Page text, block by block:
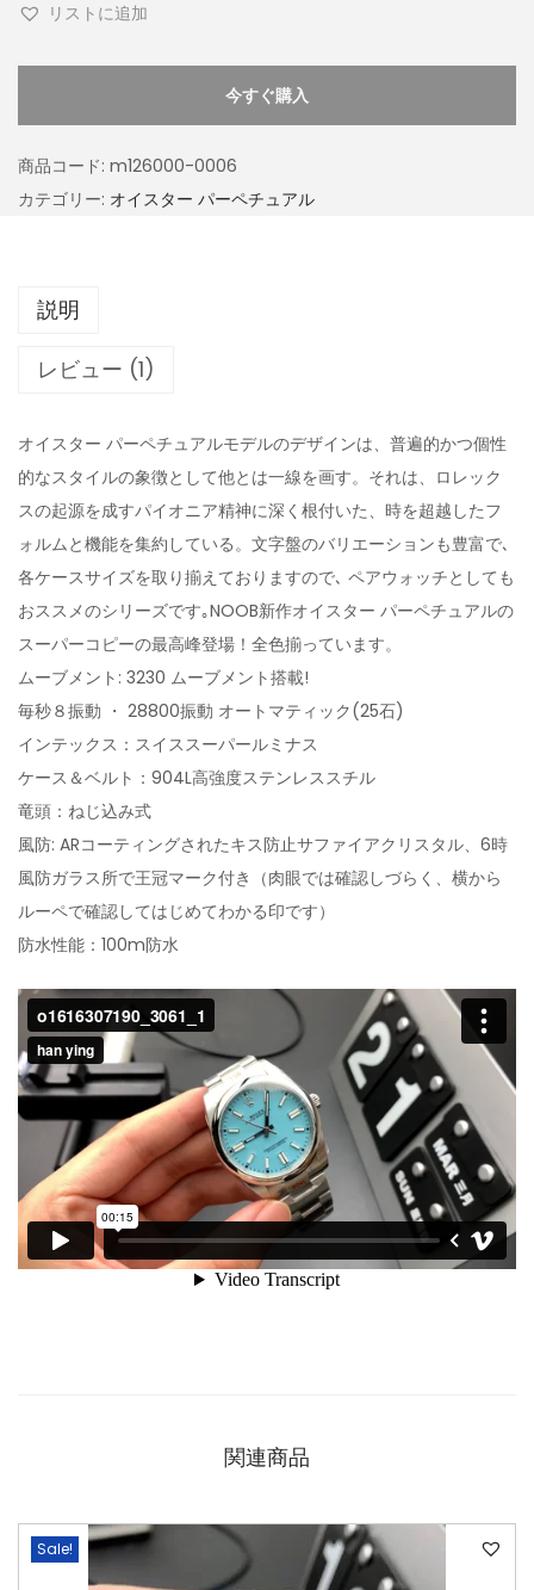
リストに追加
今すぐ購入
商品コード: m126000-0006
カテゴリー: オイスター パーペチュアル
説明
レビュー (1)
オイスター パーペチュアルモデルのデザインは、普遍的かつ個性
的なスタイルの象徴として他とは一線を画す。それは、ロレック
スの起源を成すパイオニア精神に深く根付いた、時を超越したフ
ォルムと機能を集約している。文字盤のバリエーションも豊富で､
各ケースサイズを取り揃えておりますので､ ペアウォッチとしても
おススメのシリーズです｡NOOB新作オイスター パーペチュアルの
スーパーコピーの最高峰登場！全色揃っています。
ムーブメント: 3230 ムーブメント搭載!
毎秒８振動 ・ 28800振動 オートマティック(25石)
インテックス：スイススーパールミナス
ケース＆ベルト：904L高強度ステンレススチル
竜頭：ねじ込み式
風防: ARコーティングされたキス防止サファイアクリスタル、6時
風防ガラス所で王冠マーク付き（肉眼では確認しづらく、横から
ルーペで確認してはじめてわかる印です）
防水性能：100m防水
関連商品
Sale!